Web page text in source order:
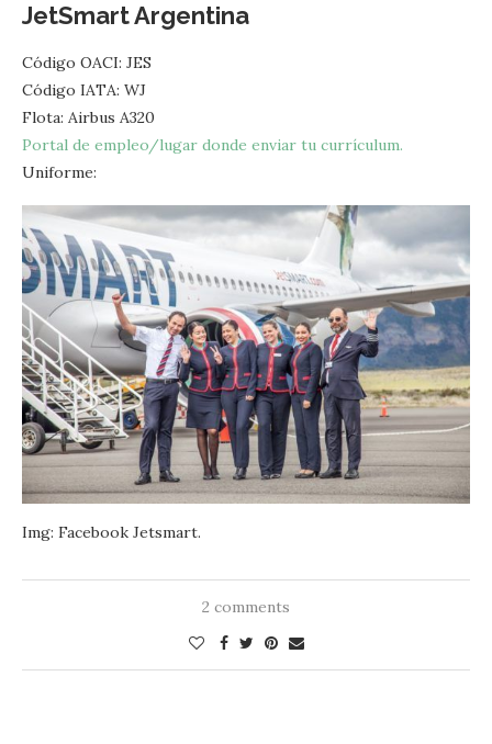
JetSmart Argentina
Código OACI: JES
Código IATA: WJ
Flota: Airbus A320
Portal de empleo/lugar donde enviar tu currículum.
Uniforme:
Img: Facebook Jetsmart.
2 comments